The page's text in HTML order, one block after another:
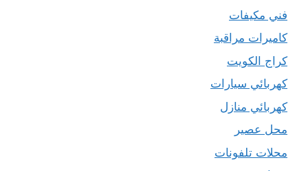
فني مكيفات
كاميرات مراقبة
كراج الكويت
كهربائي سيارات
كهربائي منازل
محل عصير
محلات تلفونات